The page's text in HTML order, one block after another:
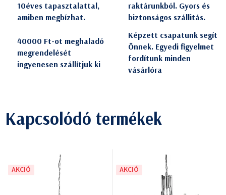
10éves tapasztalattal,
amiben megbízhat.
raktárunkból. Gyors és
biztonságos szállitás.
40000 Ft-ot meghaladó
megrendelését
ingyenesen szállítjuk ki
Képzett csapatunk segít
Önnek. Egyedi figyelmet
fordítunk minden
vásárlóra
Kapcsolódó termékek
AKCIÓ AKCIÓ